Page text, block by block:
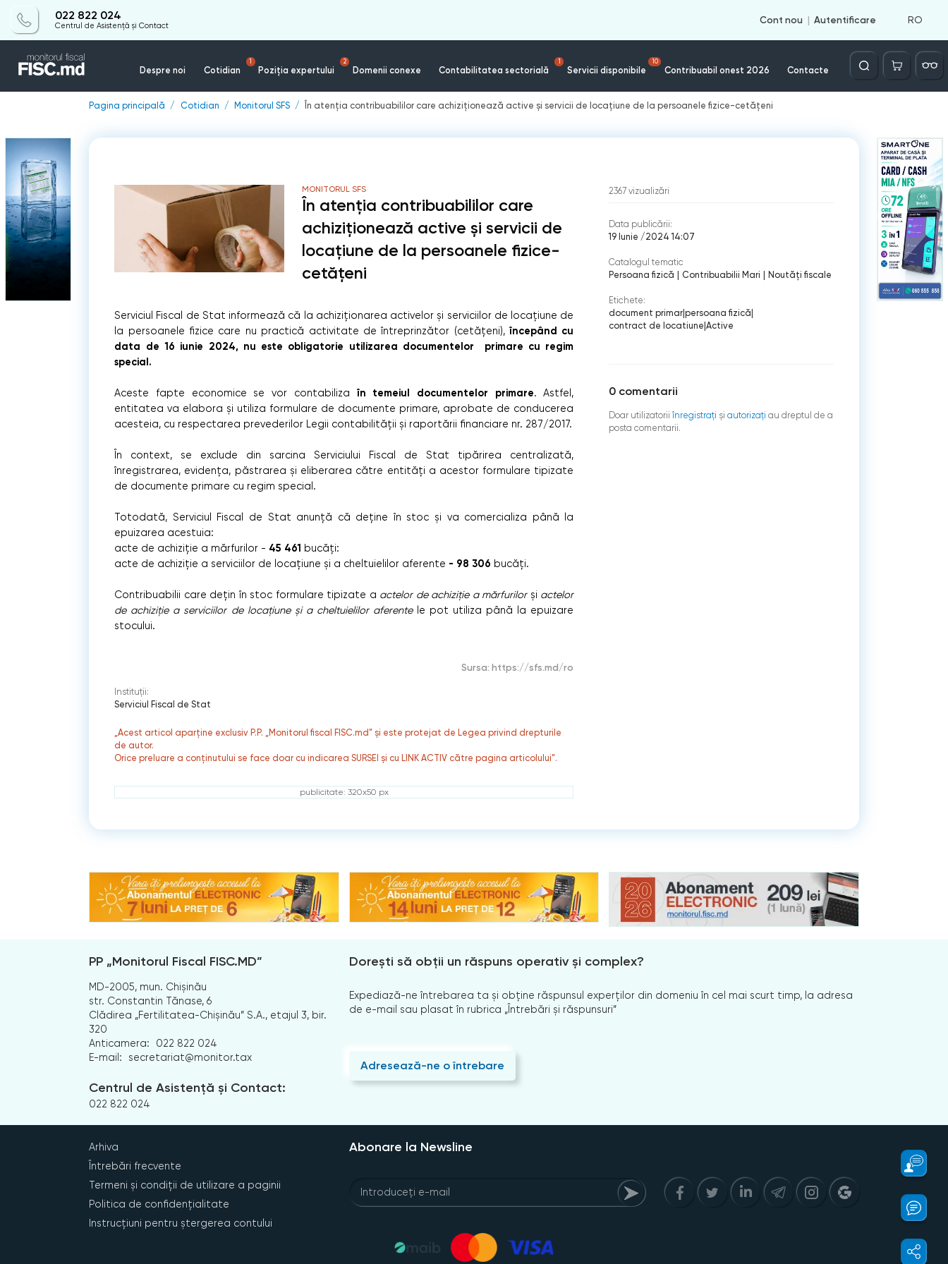
022 822 024
Centrul de Asistență și Contact
Cont nou Autentificare RO
Despre noi Cotidian
1
Poziția expertului
2
Domenii conexe Contabilitatea sectorială
1
Servicii disponibile
10
Contribuabil onest 2026 Contacte
Căutare
Pagina principală Cotidian Monitorul SFS În atenția contribuabililor care achiziționează active și servicii de locațiune de la persoanele fizice-cetățeni
MONITORUL SFS
În atenția contribuabililor care
achiziționează active și servicii de
locațiune de la persoanele fizice-
cetățeni
Serviciul Fiscal de Stat informează că la achiziționarea activelor şi serviciilor de locaţiune de
la persoanele fizice care nu practică activitate de întreprinzător (cetăţeni),începând cu
data de 16 iunie 2024, nu este obligatorie utilizarea documentelor primare cu regim
special.
Aceste fapte economice se vor contabilizaîn temeiul documentelor primare. Astfel,
entitatea va elabora şi utiliza formulare de documente primare, aprobate de conducerea
acesteia, cu respectarea prevederilor Legii contabilității şi raportării financiare nr. 287/2017.
În context, se exclude din sarcina Serviciului Fiscal de Stat tipărirea centralizată,
înregistrarea, evidența, păstrarea şi eliberarea către entități a acestor formulare tipizate
de documente primare cu regim special.
Totodată, Serviciul Fiscal de Stat anunță că deține în stoc și va comercializa până la
epuizarea acestuia:
acte de achiziție a mărfurilor - 45 461 bucăți:
acte de achiziție a serviciilor de locațiune şi a cheltuielilor aferente - 98 306 bucăți.
Contribuabilii care dețin în stoc formulare tipizate a actelor de achiziție a mărfurilor și actelor
de achiziție a serviciilor de locațiune și a cheltuielilor aferentele pot utiliza până la epuizare
stocului.
Sursa:https://sfs.md/ro
Instituții:
Serviciul Fiscal de Stat
„Acest articol aparține exclusiv P.P. „Monitorul fiscal FISC.md” și este protejat de Legea privind drepturile
de autor.
Orice preluare a conținutului se face doar cu indicarea SURSEI și cu LINK ACTIV către pagina articolului”.
publicitate: 320x50 px
2367 vizualizări
Data publicării:
19 Iunie /2024 14:07
Catalogul tematic
Persoana fizică
Contribuabilii Mari Noutăți fiscale
Etichete:
document primar| persoana fizică
contract de locatiune Active
0 comentarii
Doar utilizatorii înregistraţi şi autorizați au dreptul de a
posta comentarii.
PP „Monitorul Fiscal FISC.MD”
MD-2005, mun. Chișinău
str. Constantin Tănase, 6
Clădirea „Fertilitatea-Chișinău” S.A., etajul 3, bir.
320
Anticamera:
022 822 024
E-mail:
secretariat@monitor.tax
Centrul de Asistență și Contact:
022 822 024
Dorești să obții un răspuns operativ și complex?
Expediază-ne întrebarea ta și obține răspunsul experților din domeniu în cel mai scurt timp, la adresa
de e-mail sau plasat în rubrica „Întrebări și răspunsuri”
Adresează-ne o întrebare
Arhiva
Întrebări frecvente
Termeni și condiții de utilizare a paginii
Politica de confidențialitate
Instrucțiuni pentru ștergerea contului
Abonare la Newsline